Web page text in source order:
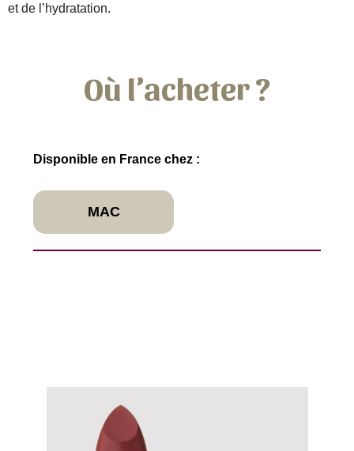
et de l’hydratation.
Où l’acheter ?
Disponible en France chez :
MAC